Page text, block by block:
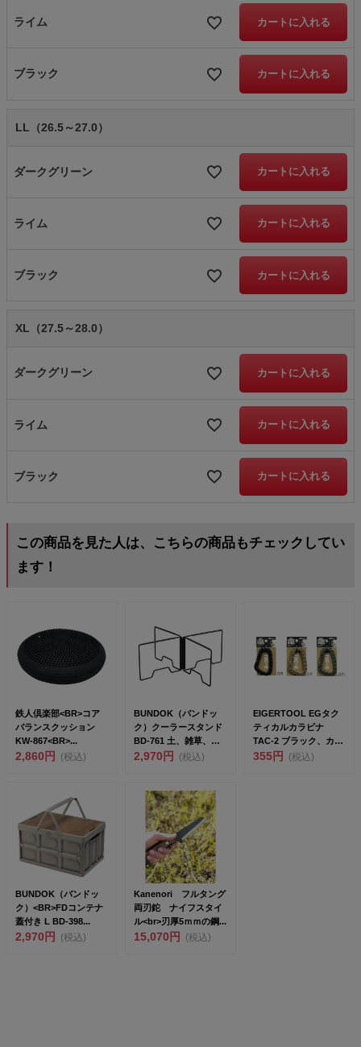
ライム カートに入れる
ブラック カートに入れる
LL（26.5～27.0）
ダークグリーン カートに入れる
ライム カートに入れる
ブラック カートに入れる
XL（27.5～28.0）
ダークグリーン カートに入れる
ライム カートに入れる
ブラック カートに入れる
この商品を見た人は、こちらの商品もチェックしてい
ます！
鉄人倶楽部<BR>コア
バランスクッション
KW-867<BR>...
2,860円 (税込)
BUNDOK（バンドッ
ク）クーラースタンド
BD-761 土、雑草、結
露などの汚れか...
2,970円 (税込)
EIGERTOOL EGタク
ティカルカラビナ
TAC-2 ブラック、カー
キ、フォリッジ
355円 (税込)
BUNDOK（バンドッ
ク）<BR>FDコンテナ
蓋付き L BD-398...
2,970円 (税込)
Kanenori フルタング
両刃鉈 ナイフスタイ
ル<br>刃厚5ｍｍの鋼...
15,070円 (税込)